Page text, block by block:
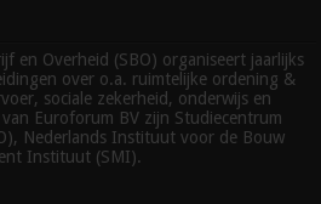
en Overheid (SBO) organiseert jaarlijks
over o.a. ruimtelijke ordening &
sociale zekerheid, onderwijs en
Euroforum BV zijn Studiecentrum
Nederlands Instituut voor de Bouw
Instituut (SMI).